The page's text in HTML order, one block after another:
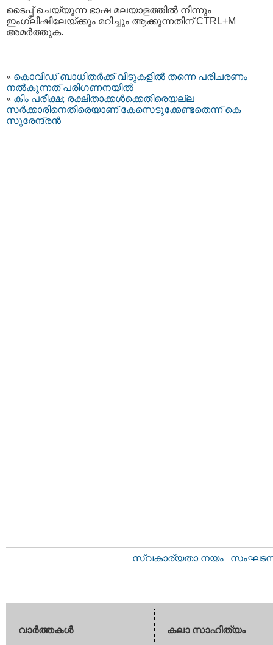
ടൈപ്പ്‌ ചെയ്യുന്ന ഭാഷ മലയാളത്തില്‍ നിന്നും
ഇംഗ്ലീഷിലേയ്ക്കും മറിച്ചും ആക്കുന്നതിന് CTRL+M
അമര്‍ത്തുക.
« കൊവിഡ് ബാധിതര്‍ക്ക് വീടുകളില്‍ തന്നെ പരിചരണം
നല്‍കുന്നത് പരിഗണനയില്‍
« കീം പരീക്ഷ; രക്ഷിതാക്കൾക്കെതിരെയല്ല
സർക്കാരിനെതിരെയാണ് കേസെടുക്കേണ്ടതെന്ന് കെ
സുരേന്ദ്രൻ
സ്വകാര്യതാ നയം |
വാര്‍ത്തകള്‍
കലാ സാഹിത്യം